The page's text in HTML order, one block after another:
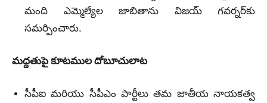
మంది ఎమ్మెల్యేల జాబితాను విజయ్‌ గవర్నర్‌కు
సమర్పించారు.
మద్దతుపై కూటముల దోబూచులాట
సీపీఐ మరియు సీపీఎం పార్టీలు తమ జాతీయ నాయకత్వ